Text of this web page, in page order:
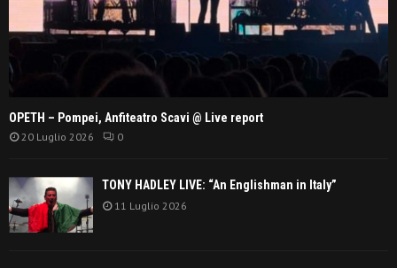
OPETH – Pompei, Anfiteatro Scavi @ Live report
20 Luglio 2026 0
TONY HADLEY LIVE: “An Englishman in Italy”
11 Luglio 2026